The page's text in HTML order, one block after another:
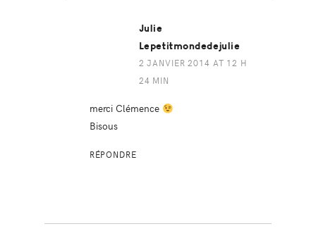
Julie
Lepetitmondedejulie
2 JANVIER 2014 AT 12 H
24 MIN
merci Clémence
Bisous
RÉPONDRE